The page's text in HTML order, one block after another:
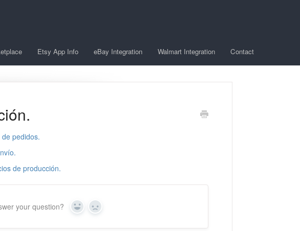
Etsy App Info eBay Integration Walmart Integration Contact
pedidos.
de producción.
your question? Yes No